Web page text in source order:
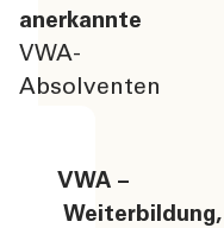
anerkannte
VWA-
Absolventen
VWA –
Weiterbildung,